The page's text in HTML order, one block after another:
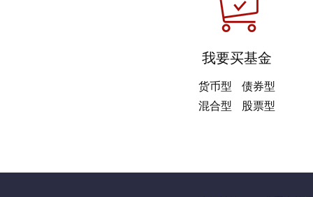
我要买基金
货币型
债券型
混合型
股票型